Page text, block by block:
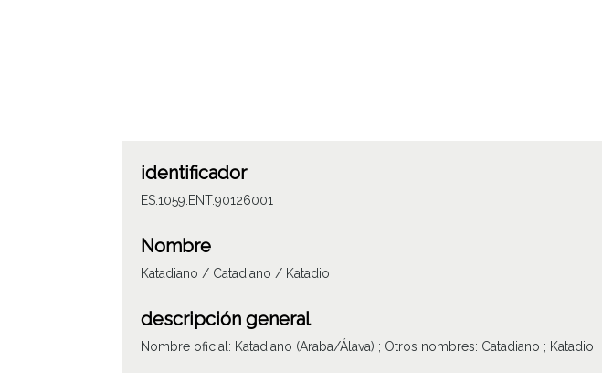
identificador
ES.1059.ENT.90126001
Nombre
Katadiano / Catadiano / Katadio
descripción general
Nombre oficial: Katadiano (Araba/Álava) ; Otros nombres: Catadiano ; Katadio